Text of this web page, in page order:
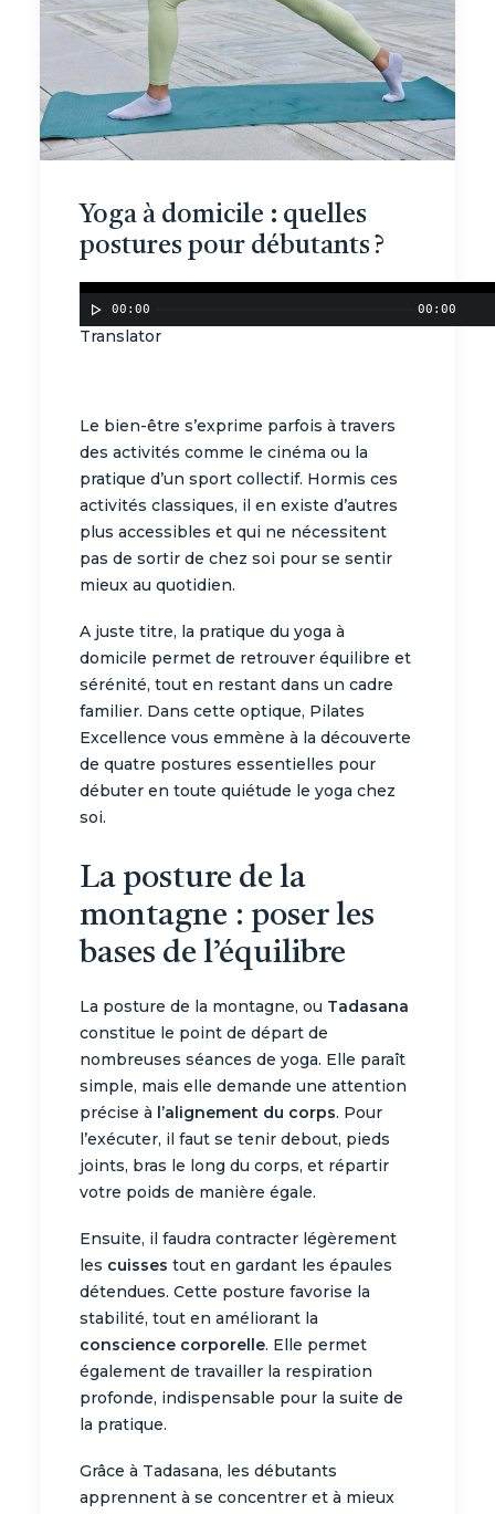
Yoga à domicile : quelles
postures pour débutants ?
00:00 00:00
Translator
Le bien-être s’exprime parfois à travers
des activités comme le cinéma ou la
pratique d’un sport collectif. Hormis ces
activités classiques, il en existe d’autres
plus accessibles et qui ne nécessitent
pas de sortir de chez soi pour se sentir
mieux au quotidien.
A juste titre, la pratique du yoga à
domicile permet de retrouver équilibre et
sérénité, tout en restant dans un cadre
familier. Dans cette optique, Pilates
Excellence vous emmène à la découverte
de quatre postures essentielles pour
débuter en toute quiétude le yoga chez
soi.
La posture de la
montagne : poser les
bases de l’équilibre
La posture de la montagne, ou Tadasana
constitue le point de départ de
nombreuses séances de yoga. Elle paraît
simple, mais elle demande une attention
précise à l’alignement du corps. Pour
l’exécuter, il faut se tenir debout, pieds
joints, bras le long du corps, et répartir
votre poids de manière égale.
Ensuite, il faudra contracter légèrement
les cuisses tout en gardant les épaules
détendues. Cette posture favorise la
stabilité, tout en améliorant la
conscience corporelle. Elle permet
également de travailler la respiration
profonde, indispensable pour la suite de
la pratique.
Grâce à Tadasana, les débutants
apprennent à se concentrer et à mieux